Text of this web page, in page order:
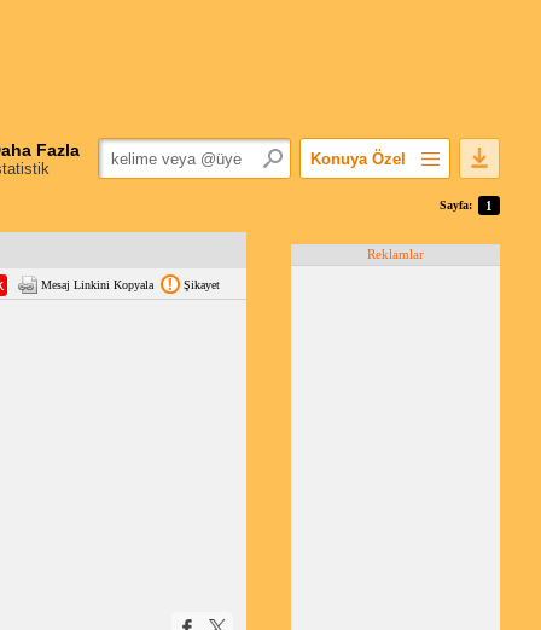
Fazla Konuya Özel
Popüler Mesajlar
Sayfa: 1
Mesaj Linkini Kopyala Şikayet
Reklamlar